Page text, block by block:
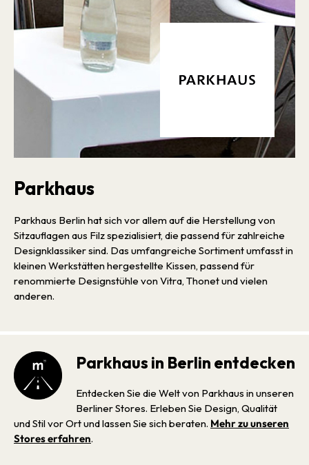
Parkhaus
Parkhaus Berlin hat sich vor allem auf die Herstellung von
Sitzauflagen aus Filz spezialisiert, die passend für zahlreiche
Designklassiker sind. Das umfangreiche Sortiment umfasst in
kleinen Werkstätten hergestellte Kissen, passend für
renommierte Designstühle von Vitra, Thonet und vielen
anderen.
Parkhaus in Berlin entdecken
Entdecken Sie die Welt von Parkhaus in unseren
Berliner Stores. Erleben Sie Design, Qualität
und Stil vor Ort und lassen Sie sich beraten. Mehr zu unseren
Stores erfahren.